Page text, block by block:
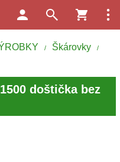
/ Škárovky /
doštička bez